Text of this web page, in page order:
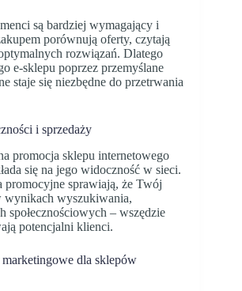
są bardziej wymagający i
porównują oferty, czytają
rozwiązań. Dlatego
e-sklepu poprzez przemyślane
staje się niezbędne do przetrwania
i sprzedaży
promocja sklepu internetowego
się na jego widoczność w sieci.
promocyjne sprawiają, że Twój
wynikach wyszukiwania,
społecznościowych – wszędzie
potencjalni klienci.
marketingowe dla sklepów